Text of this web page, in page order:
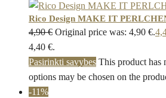
Rico Design MAKE IT
4,90€ Original price was: 4,90 €.
4,40 €.
Pasirinkti savybes This product has
options may be chosen on the
-11%